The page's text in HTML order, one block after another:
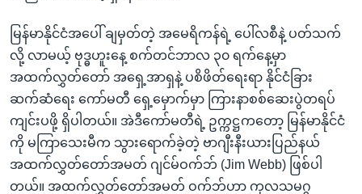
မြန်မာနိုင်ငံအပေါ် ချမှတ်တဲ့ အမေရိကန်ရဲ့ ပေါ်လစီနဲ့ ပတ်သက်
လို့ လာမယ့် ဗုဒ္ဓဟူးနေ့ စက်တင်ဘာလ ၃၀ ရက်နေ့မှာ
အထက်လွှတ်တော် အရှေ့အာရှနဲ့ ပစိဖိတ်ရေးရာ နိုင်ငံခြား
ဆက်ဆံရေး ကော်မတီ ရှေ့မှောက်မှာ ကြားနာစစ်ဆေးပွဲတရပ်
ကျင်းပဖို့ ရှိပါတယ်။ အဲဒီကော်မတီရဲ့ ဥက္ကဋ္ဌကတော့ မြန်မာနိုင်ငံ
ကို မကြာသေးမီက သွားရောက်ခဲ့တဲ့ ဗာဂျီးနီးယားပြည်နယ်
အထက်လွှတ်တော်အမတ် ဂျင်မ်ဝက်ဘ် (Jim Webb) ဖြစ်ပါ
တယ်။ အထက်လွှတ်တော်အမတ် ဝက်ဘ်ဟာ ကုလသမဂ္ဂ